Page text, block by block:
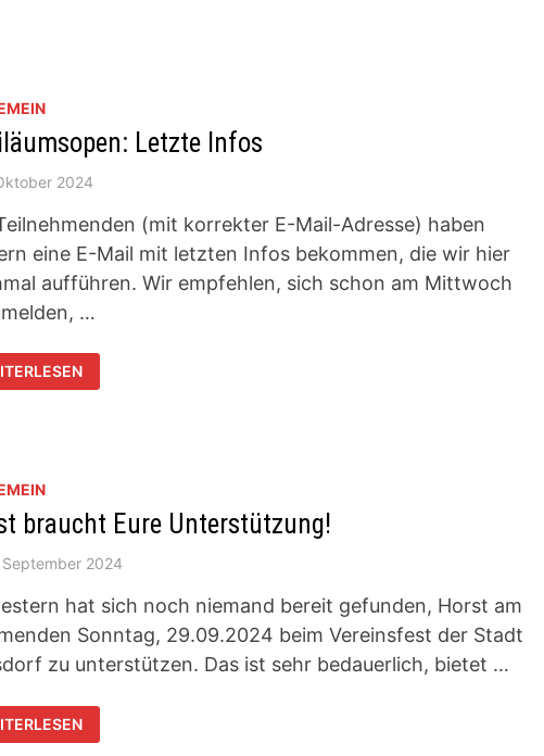
Letzte Infos
2024
(mit korrekter E-Mail-Adresse) haben
eine E-Mail mit letzten Infos bekommen, die wir hier
aufführen. Wir empfehlen, sich schon am Mittwoch
…
braucht Eure Unterstützung!
September 2024
hat sich noch niemand bereit gefunden, Horst am
Sonntag, 29.09.2024 beim Vereinsfest der Stadt
zu unterstützen. Das ist sehr bedauerlich, bietet …